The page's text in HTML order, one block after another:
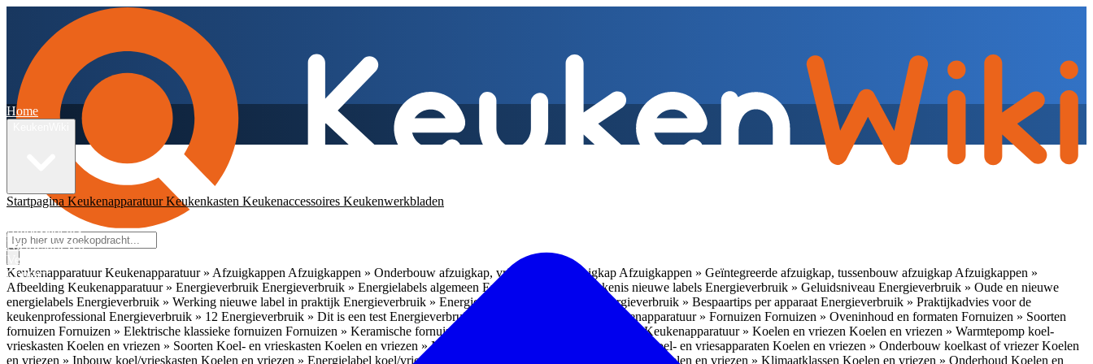
KeukenapparatuurKeukenapparatuur » Afzuigkappen Afzuigkappen » Onderbouw afzuigkap, vrijhangende afzuigkap Afzuigkappen » Geïntegreerde afzuigkap, tussenbouw afzuigkap Afzuigkappen »
Afbeelding Keukenapparatuur » Energieverbruik Energieverbruik » Energielabels algemeen Energieverbruik » Betekenis nieuwe labels Energieverbruik » Geluidsniveau Energieverbruik » Oude en nieuwe
energielabels Energieverbruik » Werking nieuwe label in praktijk Energieverbruik » Energieverbruik in de praktijk Energieverbruik » Bespaartips per apparaat Energieverbruik » Praktijkadvies voor de
keukenprofessional Energieverbruik » 12 Energieverbruik » Dit is een test Energieverbruik » 1 Keukenapparatuur » Fornuizen Fornuizen » Oveninhoud en formaten Fornuizen » Soorten
fornuizen Fornuizen » Elektrische klassieke fornuizen Fornuizen » Keramische fornuizen Keukenapparatuur » InbouwladesKeukenapparatuur » Koelen en vriezen Koelen en vriezen » Warmtepomp koel-
vrieskasten Koelen en vriezen » Soorten Koel- en vrieskasten Koelen en vriezen » Nismaten Koelen en vriezen » Vrijstaande koel- en vriesapparaten Koelen en vriezen » Onderbouw koelkast of vriezerKoelen
en vriezen » Inbouw koel/vrieskasten Koelen en vriezen » Energielabel koel/vrieskasten Koelen en vriezen » Klimaatklassen Koelen en vriezen » Onderhoud Koelen en
Home
Startpagina KeukenapparatuurKeukenkasten Keukenaccessoires Keukenwerkbladen
Ambassadeurs
Nieuwsbrieven
Veelgestelde vragen
Contact